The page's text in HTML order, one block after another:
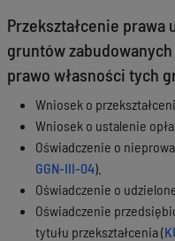
Przekształcenie
gruntów
prawo własności tych
Wniosek o
Wniosek o ustalenie
Oświadczenie o
GGN-III-04).
Oświadczenie o
Oświadczenie
tytułu przekształcenia (